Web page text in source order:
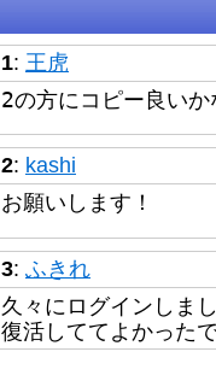
1: 王虎
2の方にコピー良いか
2: kashi
お願いします！
3: ふきれ
久々にログインしま
復活しててよかった